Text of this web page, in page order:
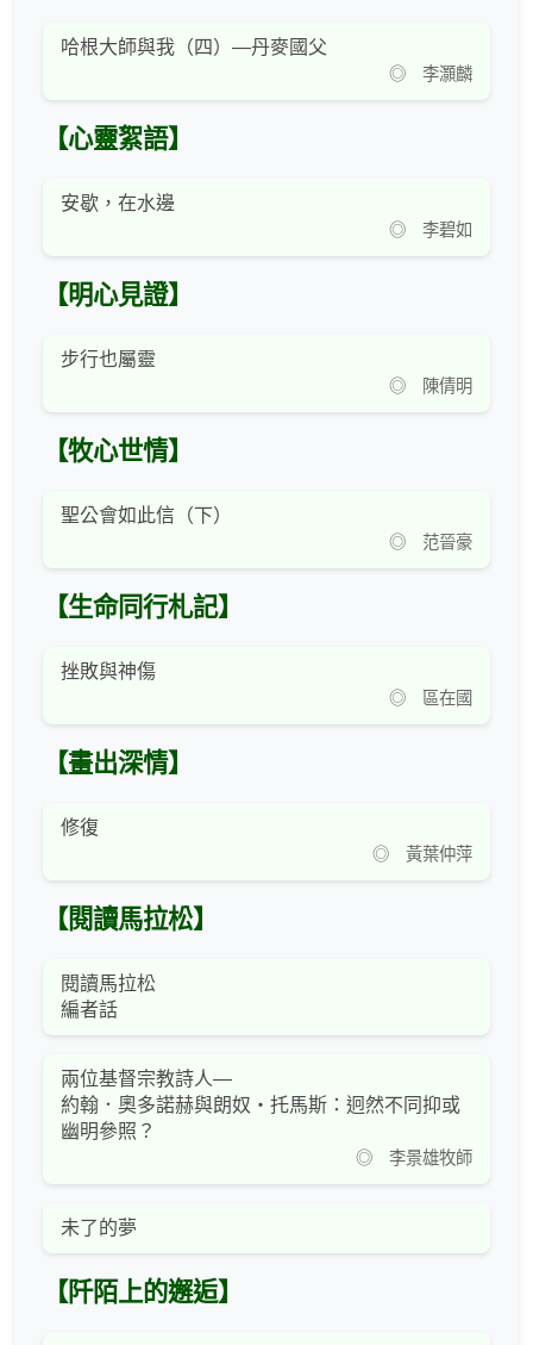
哈根大師與我（四）—丹麥國父
◎ 李灝麟
【心靈絮語】
安歇，在水邊
◎ 李碧如
【明心見證】
步行也屬靈
◎ 陳倩明
【牧心世情】
聖公會如此信（下）
◎ 范晉豪
【生命同行札記】
挫敗與神傷
◎ 區在國
【畫出深情】
修復
◎ 黃葉仲萍
【閱讀馬拉松】
閱讀馬拉松
編者話
兩位基督宗教詩人—
約翰．奧多諾赫與朗奴‧托馬斯：迥然不同抑或
幽明參照？
◎ 李景雄牧師
未了的夢
【阡陌上的邂逅】